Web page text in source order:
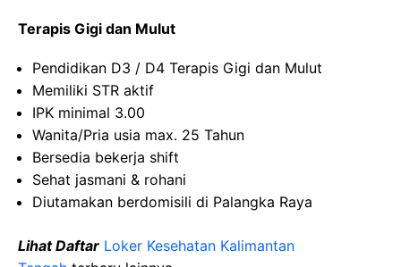
Terapis Gigi dan Mulut
Pendidikan D3 / D4 Terapis Gigi dan Mulut
Memiliki STR aktif
IPK minimal 3.00
Wanita/Pria usia max. 25 Tahun
Bersedia bekerja shift
Sehat jasmani & rohani
Diutamakan berdomisili di Palangka Raya
Lihat Daftar Loker Kesehatan Kalimantan